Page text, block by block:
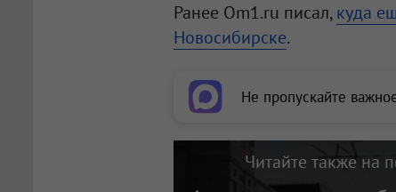
Ранее Om1.ru писал,куда
Новосибирске.
Не пропускайте
Читайте также на